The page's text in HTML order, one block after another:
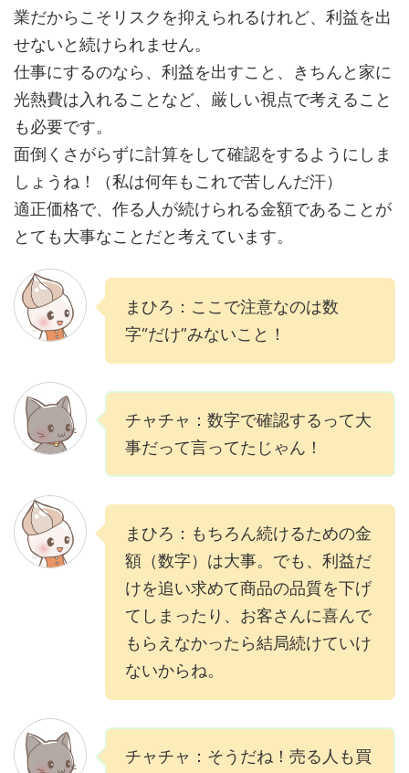
業だからこそリスクを抑えられるけれど、利益を出
せないと続けられません。
仕事にするのなら、利益を出すこと、きちんと家に
光熱費は入れることなど、厳しい視点で考えること
も必要です。
面倒くさがらずに計算をして確認をするようにしま
しょうね！（私は何年もこれで苦しんだ汗）
適正価格で、作る人が続けられる金額であることが
とても大事なことだと考えています。
まひろ：ここで注意なのは数
字“だけ”みないこと！
チャチャ：数字で確認するって大
事だって言ってたじゃん！
まひろ：もちろん続けるための金
額（数字）は大事。でも、利益だ
けを追い求めて商品の品質を下げ
てしまったり、お客さんに喜んで
もらえなかったら結局続けていけ
ないからね。
チャチャ：そうだね！売る人も買